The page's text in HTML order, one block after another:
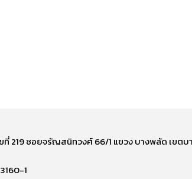
ขที่ 219 ซอยจรัญสนิทวงศ์ 66/1 แขวง บางพลัด เขต
1